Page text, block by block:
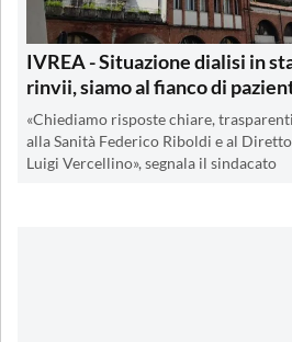
IVREA - Situazione dialisi in
rinvii, siamo al fianco di
«Chiediamo risposte chiare,
alla Sanità Federico Riboldi e al
Luigi Vercellino», segnala il sindacato